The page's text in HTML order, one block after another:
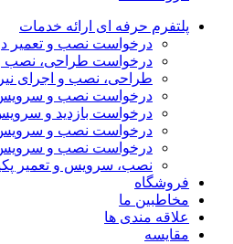
پلتفرم حرفه ای ارائه خدمات
درخواست نصب و تعمیر
درخواست طراحی، نصب و
طراحی، نصب و اجرای
درخواست نصب و سرویس
درخواست بازدید و
درخواست نصب و سرویس
درخواست نصب و سرویس
نصب، سرویس و تعمیر
فروشگاه
مخاطبین ما
علاقه مندی ها
مقایسه